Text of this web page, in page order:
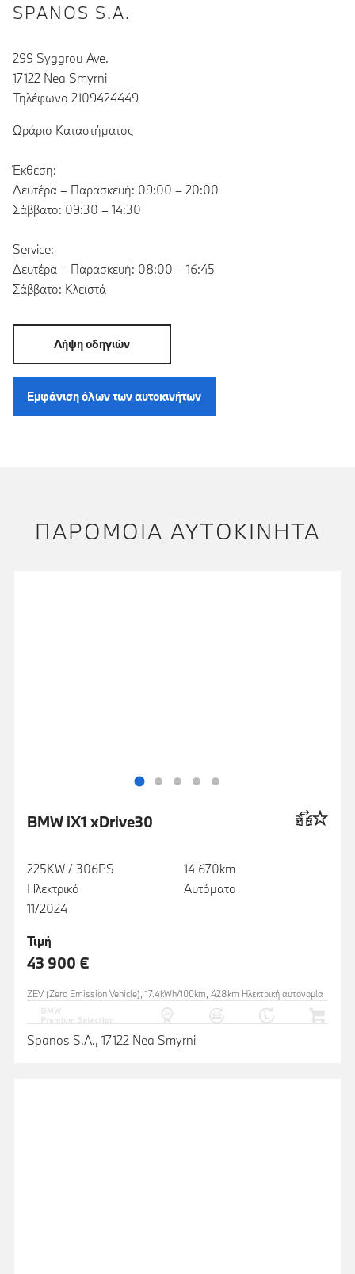
SPANOS S.A.
299 Syggrou Ave.
17122 Nea Smyrni
Τηλέφωνο 2109424449
Ωράριο Καταστήματος
Έκθεση:
Δευτέρα – Παρασκευή: 09:00 – 20:00
Σάββατο: 09:30 – 14:30
Service:
Δευτέρα – Παρασκευή: 08:00 – 16:45
Σάββατο: Κλειστά
Λήψη οδηγιών
Εμφάνιση όλων των αυτοκινήτων
ΠΑΡΌΜΟΙΑ ΑΥΤΟΚΊΝΗΤΑ
BMW iX1 xDrive30
225KW / 306PS
Ηλεκτρικό
11/2024
14 670km
Αυτόματο
Τιμή
43 900 €
ZEV (Zero Emission Vehicle), 17.4kWh/100km, 428km Ηλεκτρική αυτονομία
Spanos S.A., 17122 Nea Smyrni